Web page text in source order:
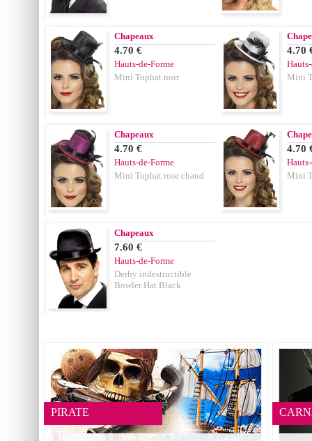
Chapeaux
4.70 €
Hauts-de-Forme
Mini Tophat noir
4.70
Mini
Chapeaux
4.70 €
Hauts-de-Forme
Mini Tophat rose chaud
4.70
Mini
Chapeaux
7.60 €
Hauts-de-Forme
Derby indestructible
Bowler Hat Black
PIRATE